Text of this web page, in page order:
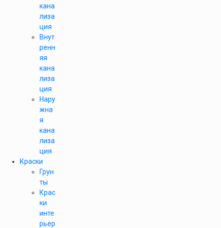
кана
лиза
ция
Внут
ренн
яя
кана
лиза
ция
Нару
жна
я
кана
лиза
ция
Краски
Грун
ты
Крас
ки
инте
рьер